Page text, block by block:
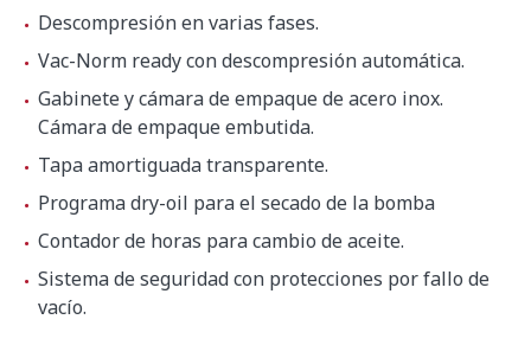
Descompresión en varias fases.
Vac-Norm ready con descompresión automática.
Gabinete y cámara de empaque de acero inox.
Cámara de empaque embutida.
Tapa amortiguada transparente.
Programa dry-oil para el secado de la bomba
Contador de horas para cambio de aceite.
Sistema de seguridad con protecciones por fallo de
vacío.